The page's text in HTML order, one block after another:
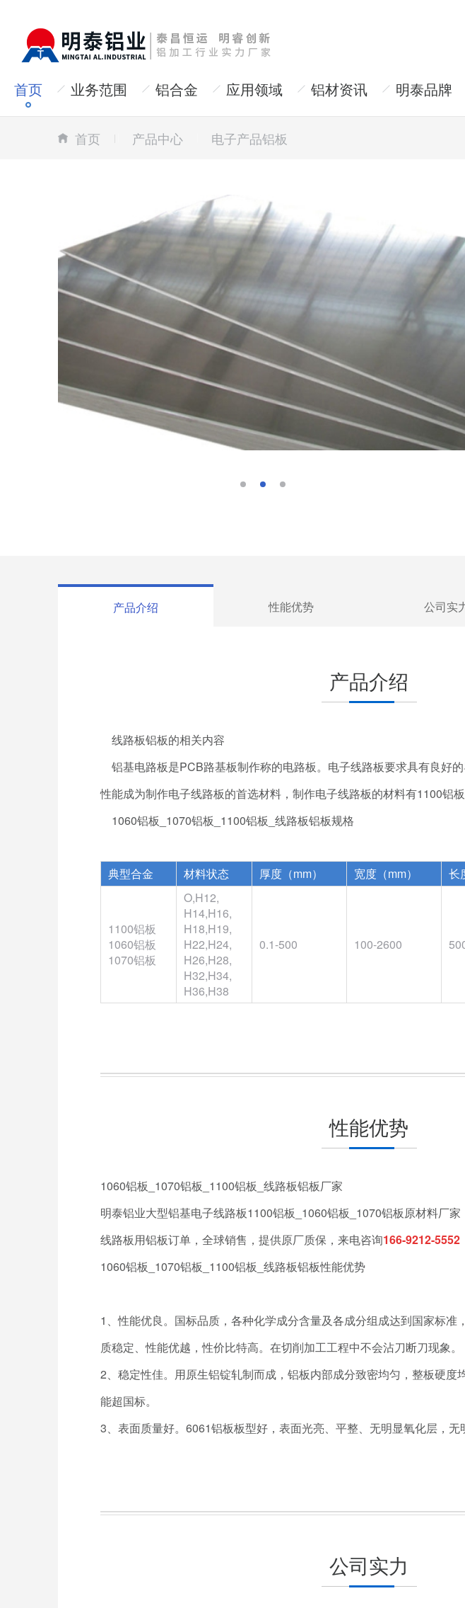
首页 业务范围 铝合金 应用领域 铝材资讯 明泰品牌
首页 产品中心 电子产品铝板
产品介绍 性能优势 公司实
产品介绍
线路板铝板的相关内容
铝基电路板是PCB路基板制作称的电路板。电子线路板要求具有良好
性能成为制作电子线路板的首选材料，制作电子线路板的材料有1100铝
1060铝板_1070铝板_1100铝板_线路板铝板规格
典型合金 材料状态 厚度（mm） 宽度（mm） 长
1100铝板
1060铝板
1070铝板
O,H12,
H14,H16,
H18,H19,
H22,H24,
H26,H28,
H32,H34,
H36,H38
0.1-500 100-2600
性能优势
1060铝板_1070铝板_1100铝板_线路板铝板厂家
明泰铝业大型铝基电子线路板1100铝板_1060铝板_1070铝板原材料厂
线路板用铝板订单，全球销售，提供原厂质保，来电咨询166-9212-5552
1060铝板_1070铝板_1100铝板_线路板铝板性能优势
1、性能优良。国标品质，各种化学成分含量及各成分组成达到国家标准
质稳定、性能优越，性价比特高。在切削加工工程中不会沾刀断刀现象。
2、稳定性佳。用原生铝锭轧制而成，铝板内部成分致密均匀，整板硬度
能超国标。
3、表面质量好。6061铝板板型好，表面光亮、平整、无明显氧化层，无
公司实力